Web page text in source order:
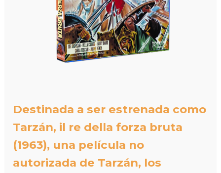
Destinada a ser estrenada como
Tarzán, il re della forza bruta
(1963), una película no
autorizada de Tarzán, los